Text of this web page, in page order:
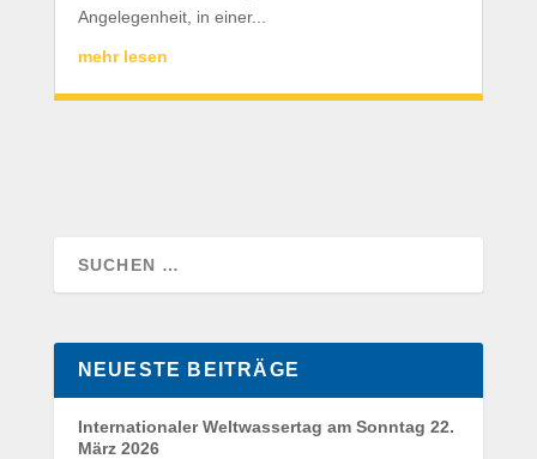
Angelegenheit, in einer...
mehr lesen
NEUESTE BEITRÄGE
Internationaler Weltwassertag am Sonntag 22.
März 2026